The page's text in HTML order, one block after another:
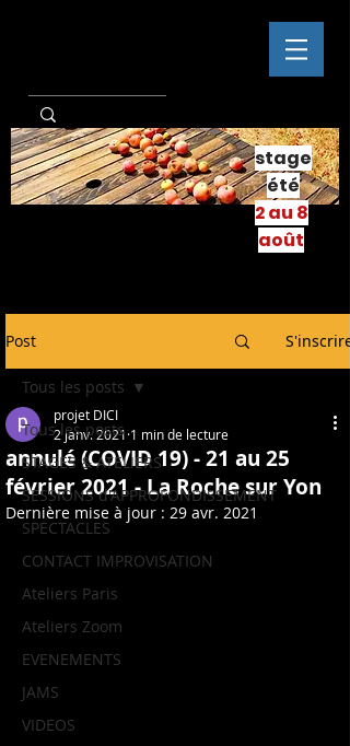
stage
été
2 au 8
août
Post S'inscrire
Tous les posts
STAGES & ATELIERS
SESSIONS d'APPROFONDISSEMENT
SPECTACLES
CONTACT IMPROVISATION
Ateliers Paris
Ateliers Zoom
EVENEMENTS
JAMS
VIDEOS
Tous les posts
annulé (COVID 19) - 21 au 25
février 2021 - La Roche sur Yon
projet DICI
2 janv. 2021 1 min de lecture
Dernière mise à jour : 29 avr. 2021